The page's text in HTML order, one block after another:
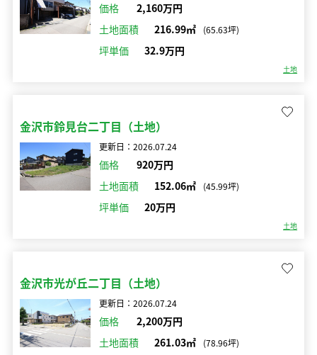
価格
2,160万円
土地面積
216.99㎡ (65.63坪)
坪単価 32.9万円
土地
金沢市鈴見台二丁目（土地）
更新日：2026.07.24
価格
920万円
土地面積
152.06㎡ (45.99坪)
坪単価 20万円
土地
金沢市光が丘二丁目（土地）
更新日：2026.07.24
価格
2,200万円
土地面積
261.03㎡ (78.96坪)